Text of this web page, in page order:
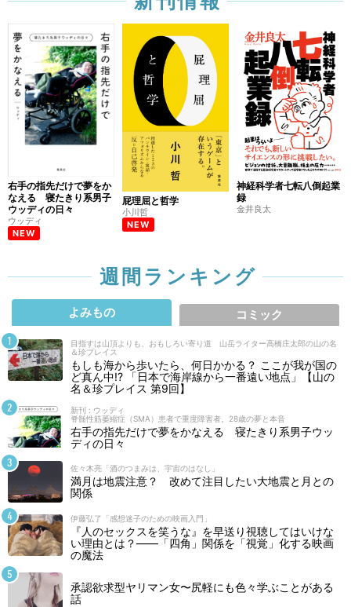
右手の指先だけで夢をか
なえる 寝たきり系男子
ウッディの日々
ウッディ
NEW
屁理屈と哲学
小川哲
NEW
神経科学者七転八倒起業
録
金井良太
週間ランキング
よみもの コミック
目指すは山頂よりも、おもしろい寄り道 山岳ライター高橋庄太郎の山の名
＆珍プレイス
もしも海から歩いたら、何日かかる？ ここが我が国の
ど真ん中!? 「日本で海岸線から一番遠い地点」【山の
名＆珍プレイス 第9回】
新刊 : ウッディ
脊髄性筋萎縮症（SMA）患者で重度障害者。28歳の夢と本音
右手の指先だけで夢をかなえる 寝たきり系男子ウッ
ディの日々
佐々木亮「酒のつまみは、宇宙のはなし」
満月は地震注意？ 改めて注目したい大地震と月との
関係
伊藤弘了「感想迷子のための映画入門」
『人のセックスを笑うな』を早送り視聴してはいけな
い理由とは？――「四角」関係を「視覚」化する映画
の魔法
承認欲求型ヤリマン女〜尻軽にも色々学ぶことがある
話